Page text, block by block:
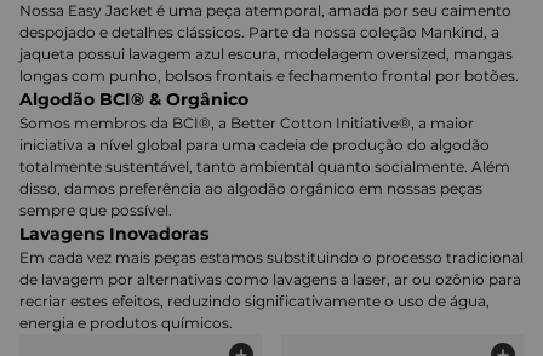
Nossa Easy Jacket é uma peça atemporal, amada por seu caimento
despojado e detalhes clássicos. Parte da nossa coleção Mankind, a
jaqueta possui lavagem azul escura, modelagem oversized, mangas
longas com punho, bolsos frontais e fechamento frontal por botões.
Algodão BCI® & Orgânico
Somos membros da BCI®, a Better Cotton Initiative®, a maior
iniciativa a nível global para uma cadeia de produção do algodão
totalmente sustentável, tanto ambiental quanto socialmente. Além
disso, damos preferência ao algodão orgânico em nossas peças
sempre que possível.
Lavagens Inovadoras
Em cada vez mais peças estamos substituindo o processo tradicional
de lavagem por alternativas como lavagens a laser, ar ou ozônio para
recriar estes efeitos, reduzindo significativamente o uso de água,
energia e produtos químicos.